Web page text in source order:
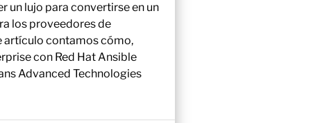
un lujo para convertirse en un
los proveedores de
artículo contamos cómo,
con Red Hat Ansible
Advanced Technologies